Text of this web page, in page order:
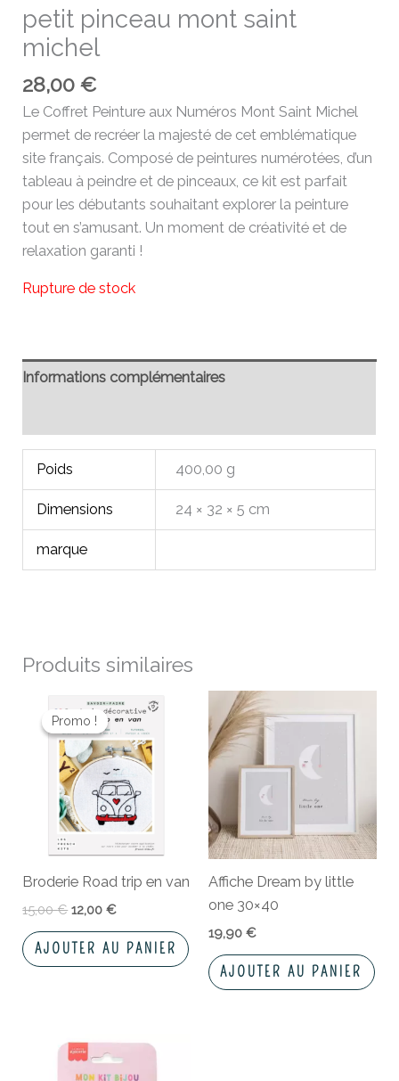
petit pinceau mont saint
michel
28,00€
Le Coffret Peinture aux Numéros Mont Saint Michel
permet de recréer la majesté de cet emblématique
site français. Composé de peintures numérotées, d’un
tableau à peindre et de pinceaux, ce kit est parfait
pour les débutants souhaitant explorer la peinture
tout en s’amusant. Un moment de créativité et de
relaxation garanti !
Rupture de stock
Informations complémentaires
Poids 400,00 g
Dimensions 24 × 32 × 5 cm
marque
Produits similaires
Promo !
Promo !
Broderie Road trip en van
15,00€
prix
initial
était :
15,00 €.
12,00€
Le
prix
actuel
est :
12,00 €.
AJOUTER AU PANIER
Affiche Dream by little
one 30×40
19,90 €
AJOUTER AU PANIER